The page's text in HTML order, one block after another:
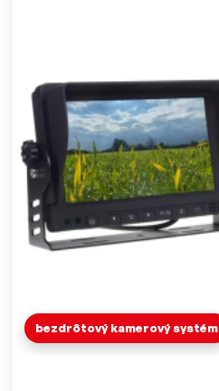
bezdrôtový kamerový systém